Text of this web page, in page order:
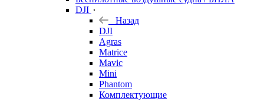
DJI
Назад
DJI
Agras
Matrice
Mavic
Mini
Phantom
Комплектующие